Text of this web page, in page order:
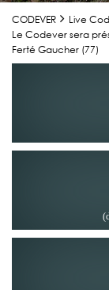
CODEVER
Live
Le Codever sera
Ferté Gaucher (77)